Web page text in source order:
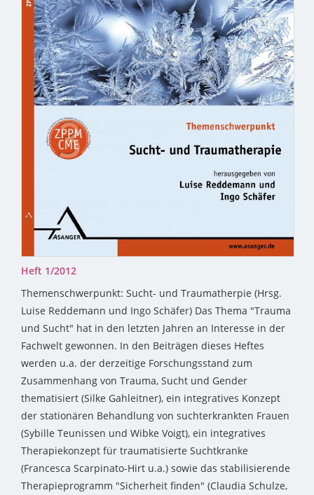
Heft 1/2012
Themenschwerpunkt: Sucht- und Traumatherpie (Hrsg.
Luise Reddemann und Ingo Schäfer) Das Thema "Trauma
und Sucht" hat in den letzten Jahren an Interesse in der
Fachwelt gewonnen. In den Beiträgen dieses Heftes
werden u.a. der derzeitige Forschungsstand zum
Zusammenhang von Trauma, Sucht und Gender
thematisiert (Silke Gahleitner), ein integratives Konzept
der stationären Behandlung von suchterkrankten Frauen
(Sybille Teunissen und Wibke Voigt), ein integratives
Therapiekonzept für traumatisierte Suchtkranke
(Francesca Scarpinato-Hirt u.a.) sowie das stabilisierende
Therapieprogramm "Sicherheit finden" (Claudia Schulze,